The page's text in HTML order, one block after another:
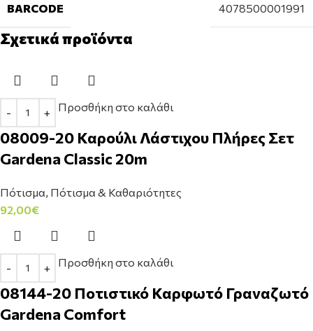
BARCODE 4078500001991
Σχετικά προϊόντα
Προσθήκη στο καλάθι
08009-20 Καρούλι Λάστιχου Πλήρες Σετ
Gardena Classic 20m
Πότισμα, Πότισμα & Καθαριότητες
92,00€
Προσθήκη στο καλάθι
08144-20 Ποτιστικό Καρφωτό Γραναζωτό
Gardena Comfort